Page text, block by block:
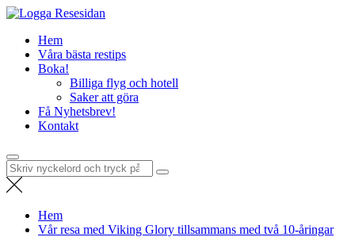
Hoppa
innehåll
Din resa börjar här – utflykter, guider och resetips för alla äventyr
Hem
Våra bästa restips
Boka!
Billiga flyg och hotell
Saker att göra
Få Nyhetsbrev!
Kontakt
Sök
efter:
Hem
Vår resa med Viking Glory tillsammans med två 10-åringar